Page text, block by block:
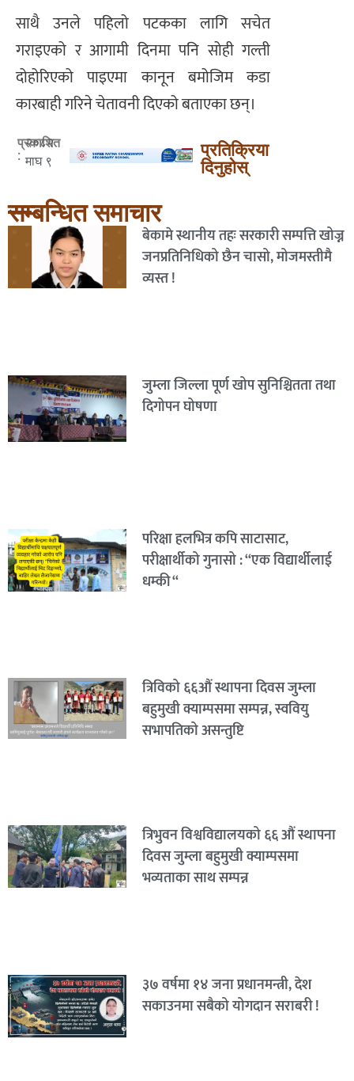
साथै उनले पहिलो पटकका लागि सचेत
गराइएको र आगामी दिनमा पनि सोही गल्ती
दोहोरिएको पाइएमा कानून बमोजिम कडा
कारबाही गरिने चेतावनी दिएको बताएका छन्।
प्रकाशित
:
२०८२
माघ ९
प्रतिक्रिया
दिनुहोस्
सम्बन्धित समाचार
बेकामे स्थानीय तहः सरकारी सम्पत्ति खोज्न
जनप्रतिनिधिको छैन चासो, मोजमस्तीमै
व्यस्त !
जुम्ला जिल्ला पूर्ण खोप सुनिश्चितता तथा
दिगोपन घोषणा
परिक्षा हलभित्र कपि साटासाट,
परीक्षार्थीको गुनासो : “एक विद्यार्थीलाई
धम्की “
त्रिविको ६६औं स्थापना दिवस जुम्ला
बहुमुखी क्याम्पसमा सम्पन्न, स्ववियु
सभापतिको असन्तुष्टि
त्रिभुवन विश्वविद्यालयको ६६ औं स्थापना
दिवस जुम्ला बहुमुखी क्याम्पसमा
भव्यताका साथ सम्पन्न
३७ वर्षमा १४ जना प्रधानमन्त्री, देश
सकाउनमा सबैको योगदान सराबरी !